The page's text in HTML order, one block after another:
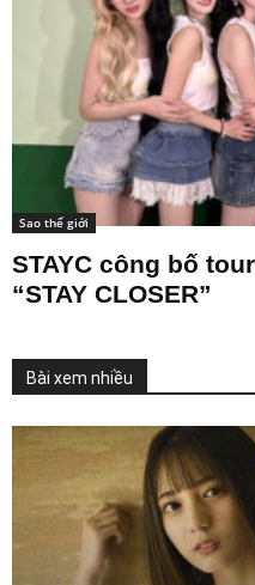
Sao thế giới
STAYC công bố
“STAY CLOSER”
Bài xem nhiều